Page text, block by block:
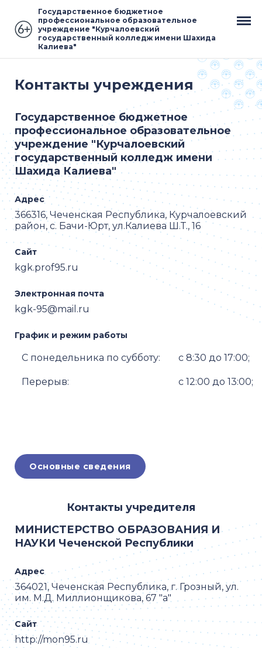
Государственное бюджетное
профессиональное образовательное
учреждение "Курчалоевский
государственный колледж имени Шахида
Калиева"
Контакты учреждения
Государственное бюджетное
профессиональное образовательное
учреждение "Курчалоевский
государственный колледж имени
Шахида Калиева"
Адрес
366316, Чеченская Республика, Курчалоевский
район, с. Бачи-Юрт, ул.Калиева Ш.Т., 16
Сайт
kgk.prof95.ru
Электронная почта
kgk-95@mail.ru
График и режим работы
С понедельника по субботу: с 8:30 до 17:00;
Перерыв: с 12:00 до 13:00;
Основные сведения
Контакты учредителя
МИНИСТЕРСТВО ОБРАЗОВАНИЯ И
НАУКИ Чеченской Республики
Адрес
364021, Чеченская Республика, г. Грозный, ул.
им. М.Д. Миллионщикова, 67 "а"
Сайт
http://mon95.ru